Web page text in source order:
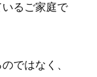
るご家庭で
ではなく、